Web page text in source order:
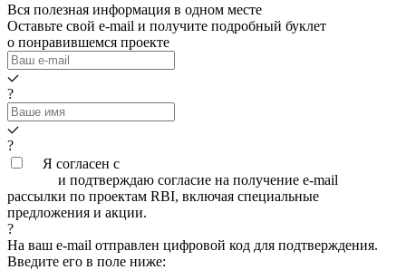
Вся полезная информация в одном месте
Оставьте свой e-mail и получите подробный буклет
о понравившемся проекте
?
?
Я согласен с
и подтверждаю согласие на получение e-mail
рассылки по проектам RBI, включая специальные
предложения и акции.
?
На ваш e-mail отправлен цифровой код для подтверждения.
Введите его в поле ниже: